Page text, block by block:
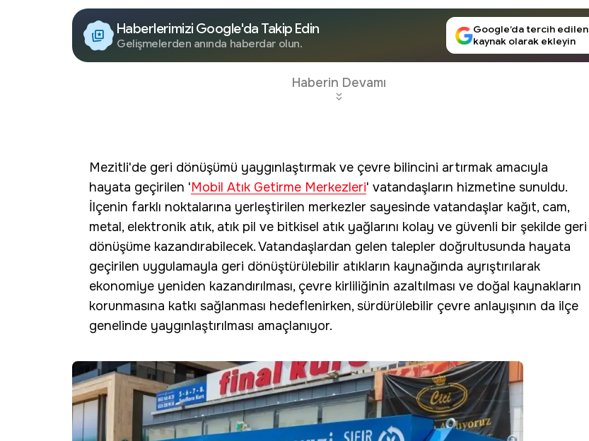
Haberlerimizi Google'da Takip Edin
Gelişmelerden anında haberdar olun.
Google’da tercih edilen
kaynak olarak ekleyin
Haberin Devamı
Mezitli'de geri dönüşümü yaygınlaştırmak ve çevre bilincini artırmak amacıyla
hayata geçirilen 'Mobil Atık Getirme Merkezleri' vatandaşların hizmetine sunuldu.
İlçenin farklı noktalarına yerleştirilen merkezler sayesinde vatandaşlar kağıt, cam,
metal, elektronik atık, atık pil ve bitkisel atık yağlarını kolay ve güvenli bir şekilde geri
dönüşüme kazandırabilecek. Vatandaşlardan gelen talepler doğrultusunda hayata
geçirilen uygulamayla geri dönüştürülebilir atıkların kaynağında ayrıştırılarak
ekonomiye yeniden kazandırılması, çevre kirliliğinin azaltılması ve doğal kaynakların
korunmasına katkı sağlanması hedeflenirken, sürdürülebilir çevre anlayışının da ilçe
genelinde yaygınlaştırılması amaçlanıyor.